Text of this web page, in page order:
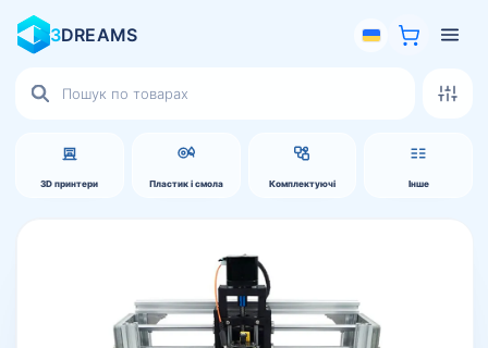
3DREAMS
3D принтери Пластик і смола Комплектуючі Інше
товарів